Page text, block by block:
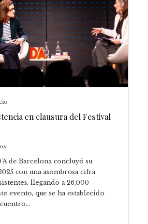
en clausura del Festival
de Barcelona concluyó su
con una asombrosa cifra
llegando a 26,000
evento, que se ha establecido